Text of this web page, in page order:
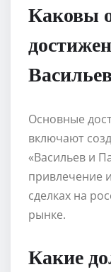
Каковы
Основные
включают
«Васильев и
привлечение
сделках на
рынке.
Какие